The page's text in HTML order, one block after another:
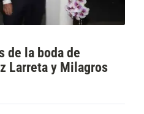
de la boda de
Larreta y Milagros